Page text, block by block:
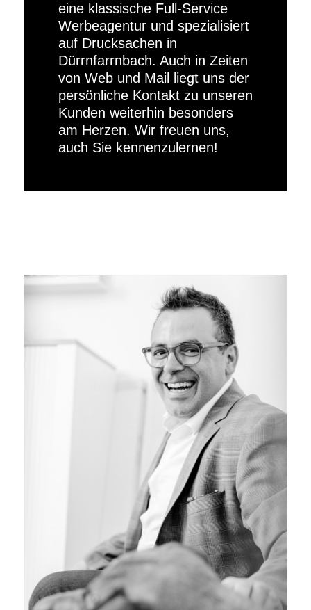
eine klassische Full-Service
Werbeagentur und spezialisiert
auf Drucksachen in
Dürrnfarrnbach. Auch in Zeiten
von Web und Mail liegt uns der
persönliche Kontakt zu unseren
Kunden weiterhin besonders
am Herzen. Wir freuen uns,
auch Sie kennenzulernen!